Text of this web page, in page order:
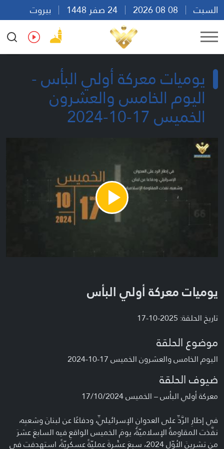
السبت
بيروت
18:12
Ar En Fr Es
يوميات معركة أولي البأس -
اليوم الخامس والعشرون
الخميس 17-10-2024
Play
Video
يوميات معركة أولي البأس
تاريخ الحلقة: 2025-10-17
موضوع الحلقة
اليوم الخامس والعشرون الخميس 17-10-2024
ضيوف الحلقة
معركة أولي البأس – الخميس 17/10/2024
في إطارِ الرَّدِّ على العدوانِ الإسرائيليِّ، ودفاعًا عن لبنانَ وشعبِه،
نفَّذت المقاومةُ الإسلاميّةُ، يومَ الخميس الواقعِ فيه السابعَ عشرَ
من تشرينَ الأوّل 2024، سبعَ عشْرةَ عمليّةً عسكريّةً، استهدفت في